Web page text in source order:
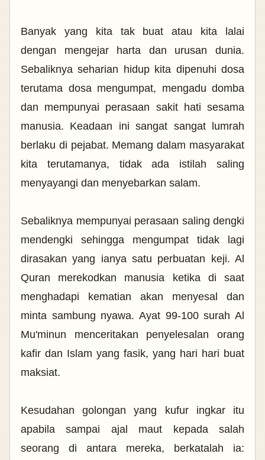
Banyak yang kita tak buat atau kita lalai
dengan mengejar harta dan urusan dunia.
Sebaliknya seharian hidup kita dipenuhi dosa
terutama dosa mengumpat, mengadu domba
dan mempunyai perasaan sakit hati sesama
manusia. Keadaan ini sangat sangat lumrah
berlaku di pejabat. Memang dalam masyarakat
kita terutamanya, tidak ada istilah saling
menyayangi dan menyebarkan salam.
Sebaliknya mempunyai perasaan saling dengki
mendengki sehingga mengumpat tidak lagi
dirasakan yang ianya satu perbuatan keji. Al
Quran merekodkan manusia ketika di saat
menghadapi kematian akan menyesal dan
minta sambung nyawa. Ayat 99-100 surah Al
Mu'minun menceritakan penyelesalan orang
kafir dan Islam yang fasik, yang hari hari buat
maksiat.
Kesudahan golongan yang kufur ingkar itu
apabila sampai ajal maut kepada salah
seorang di antara mereka, berkatalah ia: